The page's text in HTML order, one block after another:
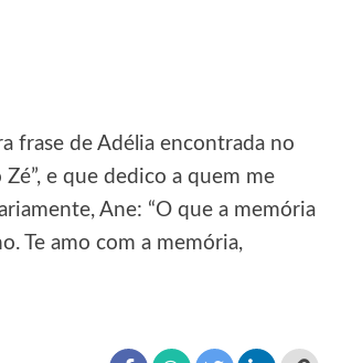
frase de Adélia encontrada no
Zé”, e que dedico a quem me
Ane: “O que a memória
Te amo com a memória,